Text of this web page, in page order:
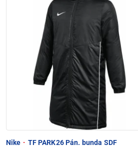
Nike · TF PARK26 Pán. bunda SDF